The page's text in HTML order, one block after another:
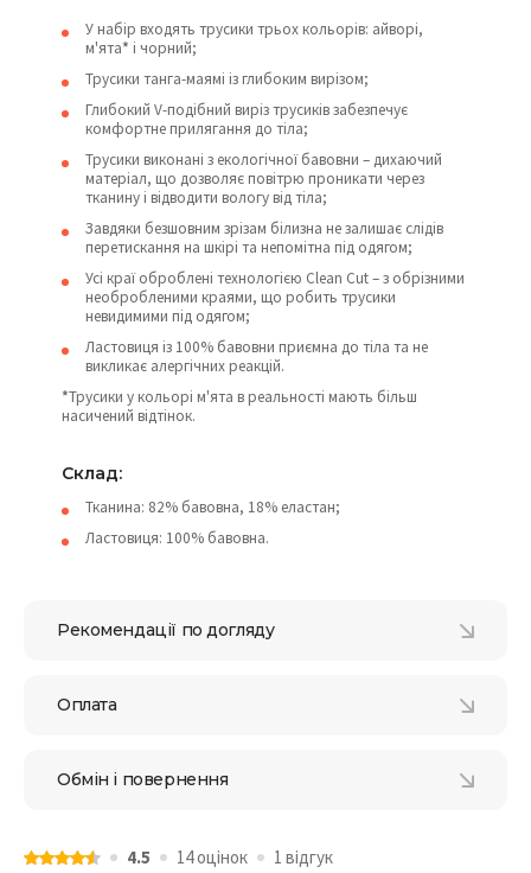
У набір входять трусики трьох кольорів: айворі,
м'ята* і чорний;
Трусики танга-маямі із глибоким вирізом;
Глибокий V-подібний виріз трусиків забезпечує
комфортне прилягання до тіла;
Трусики виконані з екологічної бавовни – дихаючий
матеріал, що дозволяє повітрю проникати через
тканину і відводити вологу від тіла;
Завдяки безшовним зрізам білизна не залишає слідів
перетискання на шкірі та непомітна під одягом;
Усі краї оброблені технологією Clean Cut – з обрізними
необробленими краями, що робить трусики
невидимими під одягом;
Ластовиця із 100% бавовни приємна до тіла та не
викликає алергічних реакцій.
*Трусики у кольорі м'ята в реальності мають більш
насичений відтінок.
Склад:
Тканина: 82% бавовна, 18% еластан;
Ластовиця: 100% бавовна.
Рекомендації по догляду
Оплата
Обмін і повернення
4.5 14 оцiнок 1 відгук